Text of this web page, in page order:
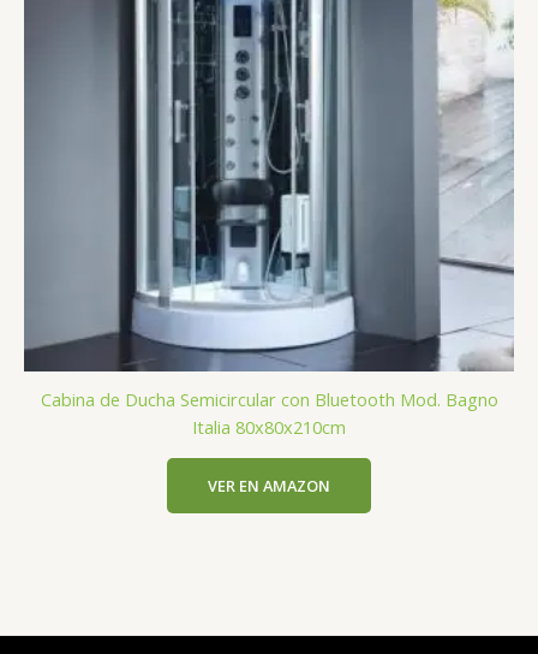
Cabina de Ducha Semicircular con Bluetooth Mod. Bagno
Italia 80x80x210cm
VER EN AMAZON